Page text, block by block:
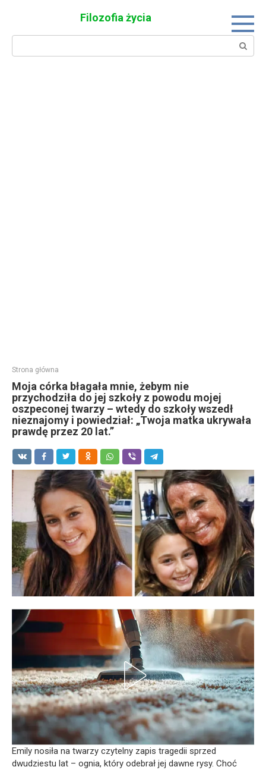
Filozofia życia
Search:
Strona główna
Moja córka błagała mnie, żebym nie
przychodziła do jej szkoły z powodu mojej
oszpeconej twarzy – wtedy do szkoły wszedł
nieznajomy i powiedział: „Twoja matka ukrywała
prawdę przez 20 lat.”
Emily nosiła na twarzy czytelny zapis tragedii sprzed
dwudziestu lat – ognia, który odebrał jej dawne rysy. Choć